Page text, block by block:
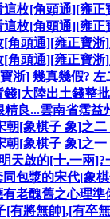
枚[角頭通][雍正
枚[角頭通][雍正
角頭通][雍正寶浙
角頭通][雍正寶浙
浙] 幾真幾假?
]大陸出土錢整
良...雲南省霑益
朝[象棋子 象]之二
朝[象棋子 象]之一
天啟的[十.一兩]?
包漿的宋代[象
老醜舊之心理
[有將無帥],[有卒